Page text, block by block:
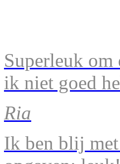
Superleuk
ik niet goed
Ria
Ik ben blij